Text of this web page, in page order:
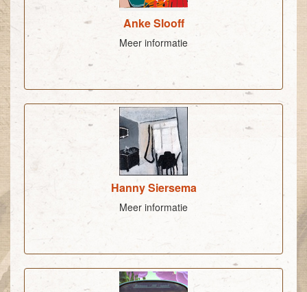
Anke Slooff
Meer informatie
Hanny Siersema
Meer informatie